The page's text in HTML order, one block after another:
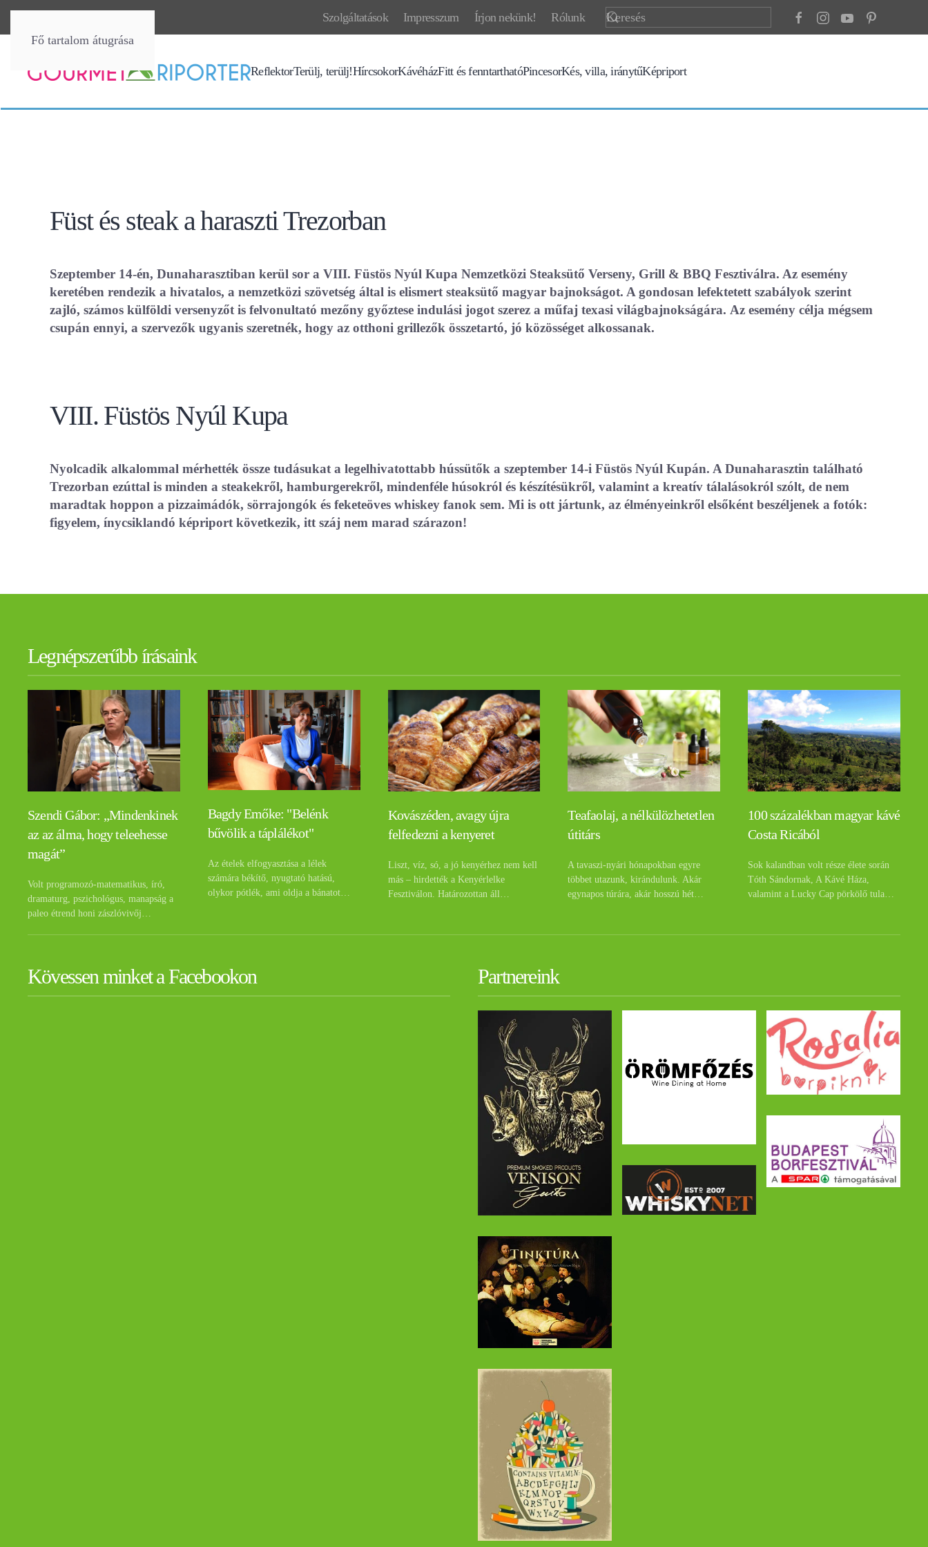
Fő tartalom átugrása
Szolgáltatások Impresszum Írjon nekünk! Rólunk
ReflektorTerülj, terülj!HírcsokorKávéházFitt és fenntarthatóPincesorKés, villa, iránytűKépriport
Füst és steak a haraszti Trezorban
Szeptember 14-én, Dunaharasztiban kerül sor a VIII. Füstös Nyúl Kupa Nemzetközi Steaksütő Verseny, Grill & BBQ Fesztiválra. Az esemény
keretében rendezik a hivatalos, a nemzetközi szövetség által is elismert steaksütő magyar bajnokságot. A gondosan lefektetett szabályok szerint
zajló, számos külföldi versenyzőt is felvonultató mezőny győztese indulási jogot szerez a műfaj texasi világbajnokságára. Az esemény célja mégsem
csupán ennyi, a szervezők ugyanis szeretnék, hogy az otthoni grillezők összetartó, jó közösséget alkossanak.
VIII. Füstös Nyúl Kupa
Nyolcadik alkalommal mérhették össze tudásukat a legelhivatottabb hússütők a szeptember 14-i Füstös Nyúl Kupán. A Dunaharasztin található
Trezorban ezúttal is minden a steakekről, hamburgerekről, mindenféle húsokról és készítésükről, valamint a kreatív tálalásokról szólt, de nem
maradtak hoppon a pizzaimádók, sörrajongók és feketeöves whiskey fanok sem. Mi is ott jártunk, az élményeinkről elsőként beszéljenek a fotók:
figyelem, ínycsiklandó képriport következik, itt száj nem marad szárazon!
Legnépszerűbb írásaink
Szendi Gábor: „Mindenkinek
az az álma, hogy teleehesse
magát”
Volt programozó-matematikus, író,
dramaturg, pszichológus, manapság a
paleo étrend honi zászlóvivőj…
Bagdy Emőke: "Belénk
bűvölik a táplálékot"
Az ételek elfogyasztása a lélek
számára békítő, nyugtató hatású,
olykor pótlék, ami oldja a bánatot…
Kovászéden, avagy újra
felfedezni a kenyeret
Liszt, víz, só, a jó kenyérhez nem kell
más – hirdették a Kenyérlelke
Fesztiválon. Határozottan áll…
Teafaolaj, a nélkülözhetetlen
útitárs
A tavaszi-nyári hónapokban egyre
többet utazunk, kirándulunk. Akár
egynapos túrára, akár hosszú hét…
100 százalékban magyar kávé
Costa Ricából
Sok kalandban volt része élete során
Tóth Sándornak, A Kávé Háza,
valamint a Lucky Cap pörkölő tula…
Kövessen minket a Facebookon Partnereink